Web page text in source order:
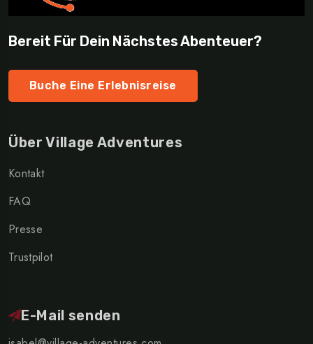
Bereit Für Dein Nächstes Abenteuer?
Buche Eine Erlebnisreise
Über Village Adventures
Kontakt
FAQ
Presse
Trustpilot
E-Mail senden